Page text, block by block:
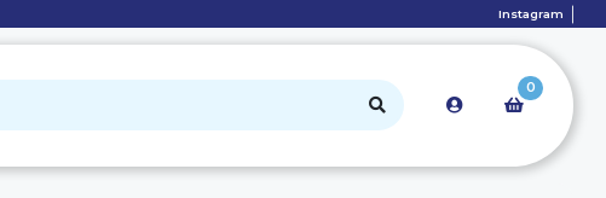
Instagram
0